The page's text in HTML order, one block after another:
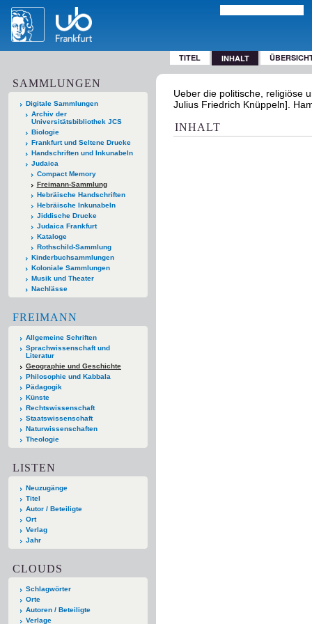
TITEL INHALT
SAMMLUNGEN
Digitale Sammlungen
Archiv der
Universitätsbibliothek JCS
Biologie
Frankfurt und Seltene Drucke
Handschriften und Inkunabeln
Judaica
Compact Memory
Freimann-Sammlung
Hebräische Handschriften
Hebräische Inkunabeln
Jiddische Drucke
Judaica Frankfurt
Kataloge
Rothschild-Sammlung
Kinderbuchsammlungen
Koloniale Sammlungen
Musik und Theater
Nachlässe
FREIMANN
Allgemeine Schriften
Sprachwissenschaft und
Literatur
Geographie und Geschichte
Philosophie und Kabbala
Pädagogik
Künste
Rechtswissenschaft
Staatswissenschaft
Naturwissenschaften
Theologie
LISTEN
Neuzugänge
Titel
Autor / Beteiligte
Ort
Verlag
Jahr
CLOUDS
Schlagwörter
Orte
Autoren / Beteiligte
Verlage
Ueber die politische, religiöse
Julius Friedrich Knüppeln].
INHALT